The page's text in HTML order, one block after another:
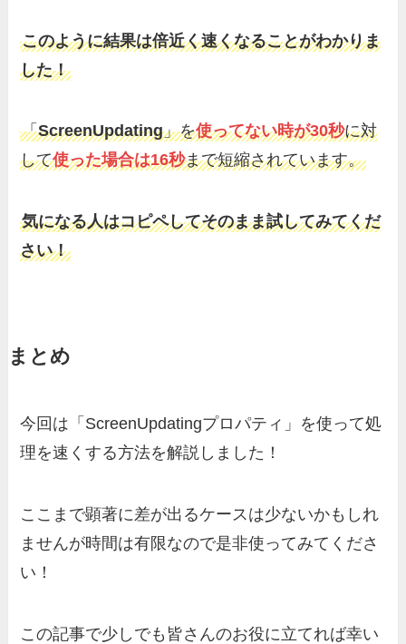
このように結果は倍近く速くなることがわかりま
した！
「ScreenUpdating」を使ってない時が30秒に対
して使った場合は16秒まで短縮されています。
気になる人はコピペしてそのまま試してみてくだ
さい！
まとめ
今回は「ScreenUpdatingプロパティ」を使って処
理を速くする方法を解説しました！
ここまで顕著に差が出るケースは少ないかもしれ
ませんが時間は有限なので是非使ってみてくださ
い！
この記事で少しでも皆さんのお役に立てれば幸い